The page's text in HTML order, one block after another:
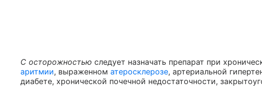
С осторожностью следует назначать препарат при
аритмии, выраженном атеросклерозе, артериальной
диабете, хронической почечной недостаточности,